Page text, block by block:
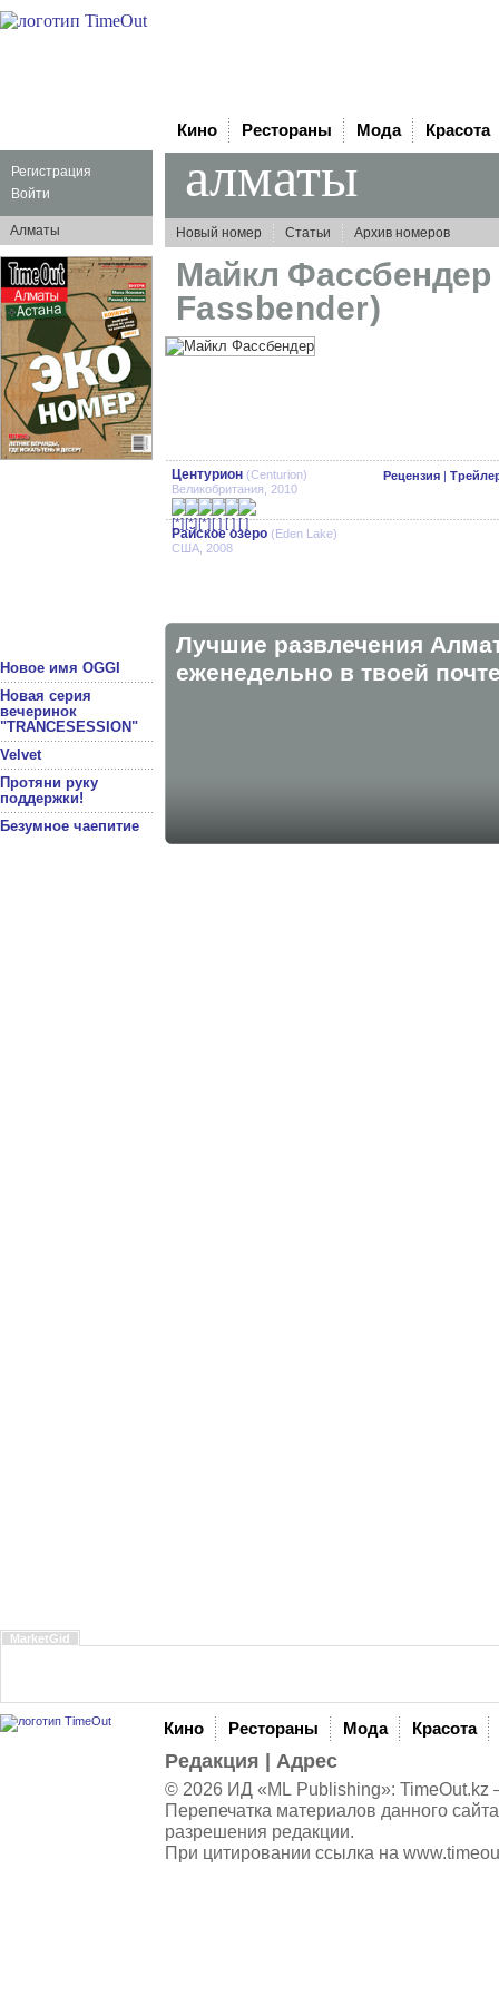
Регистрация
Войти
Алматы
Новое имя OGGI
Новая серия
вечеринок
"TRANCESESSION"
Velvet
Протяни руку
поддержки!
Безумное чаепитие
Кино Рестораны Мода Красота
алматы
Новый номер Статьи Архив номеров
Майкл Фассбендер
Fassbender)
Центурион (Centurion)
Великобритания, 2010
Рецензия |
Райское озеро (Eden Lake)
США, 2008
Лучшие развлечения
eженедельно в твоей
MarketGid
Кино Рестораны Мода Красота
Редакция Адрес
© 2026 ИД «ML Publishing»: TimeOut.kz
Перепечатка материалов данного
разрешения редакции.
При цитировании ссылка на